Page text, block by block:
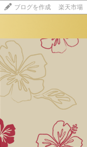
ブログを作成 楽天市場